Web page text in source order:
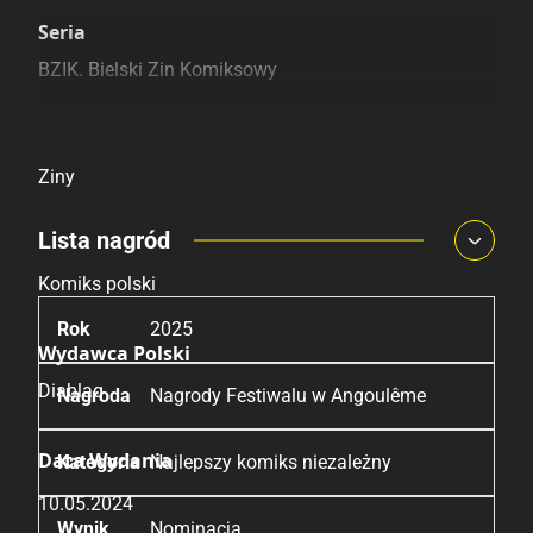
Joanna Kozaczko
JP Ahonen
Seria
BZIK. Bielski Zin Komiksowy
Ziny
Pochodzenie
Komiks polski
Wydawca Polski
Diablaq
Data Wydania
10.05.2024
Lista nagród
2025
Nagrody Festiwalu w Angoulême
Najlepszy komiks niezależny
Nominacja